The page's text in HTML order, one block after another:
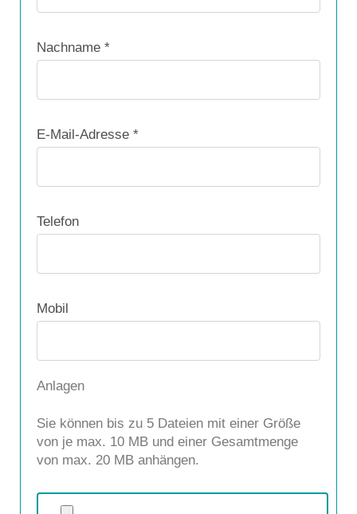
Nachname *
E-Mail-Adresse *
Telefon
Mobil
Anlagen
Sie können bis zu 5 Dateien mit einer Größe
von je max. 10 MB und einer Gesamtmenge
von max. 20 MB anhängen.